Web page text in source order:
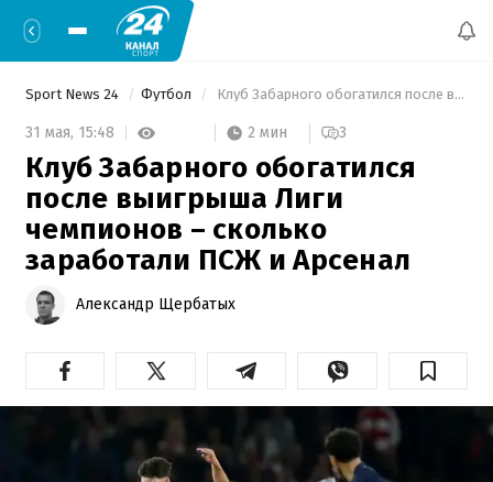
Sport News 24 Футбол Клуб Забарного обогатился после выигрыша Лиги чемпионов – сколько заработали ПСЖ и Арсенал
31 мая, 15:48 2 мин 3
Клуб Забарного обогатился
после выигрыша Лиги
чемпионов – сколько
заработали ПСЖ и Арсенал
Александр Щербатых